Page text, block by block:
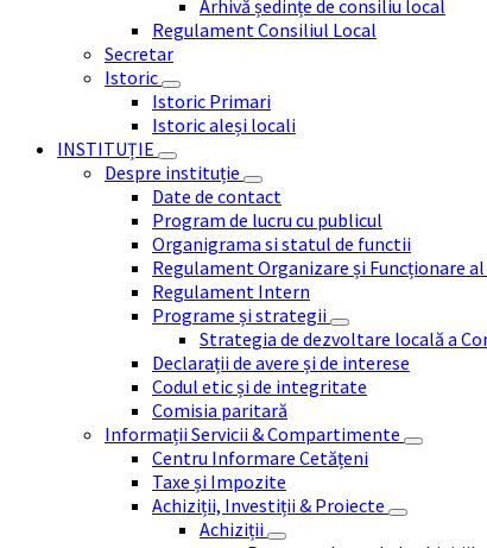
Arhivă ședințe de consiliu local
Regulament Consiliul Local
Secretar
Istoric
Istoric Primari
Istoric aleși locali
INSTITUȚIE
Despre instituție
Date de contact
Program de lucru cu publicul
Organigrama si statul de functii
Regulament Organizare și Funcționare
Regulament Intern
Programe și strategii
Strategia de dezvoltare locală a
Declarații de avere și de interese
Codul etic și de integritate
Comisia paritară
Informații Servicii & Compartimente
Centru Informare Cetățeni
Taxe și Impozite
Achiziții, Investiții & Proiecte
Achiziții